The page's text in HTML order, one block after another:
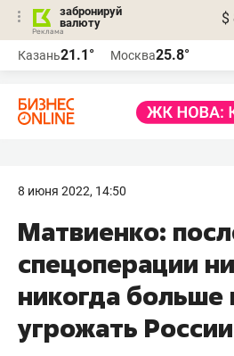
забронируй
валюту
$
Казань21.1° Москва25.8°
8 июня 2022, 14:50
Матвиенко:
спецоперации
никогда больше
угрожать России